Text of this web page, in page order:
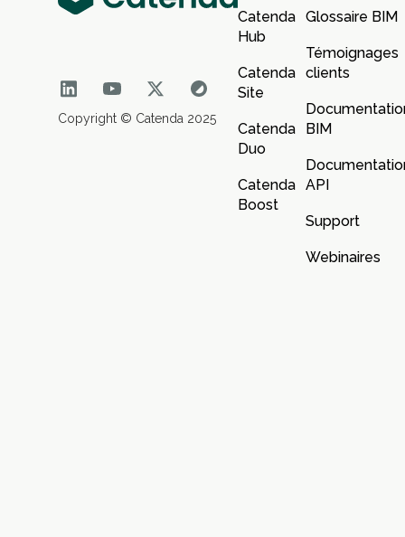
Copyright © Catenda 2025
Catenda
Hub
Catenda
Site
Catenda
Duo
Catenda
Boost
Glossaire BIM
Témoignages
clients
BIM
API
Support
Webinaires